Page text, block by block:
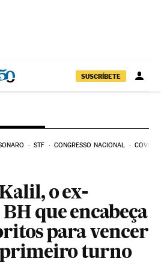
SUSCRÍBETE
STF CONGRESSO NACIONAL COVID-
o ex-
que encabeça
para vencer
primeiro turno